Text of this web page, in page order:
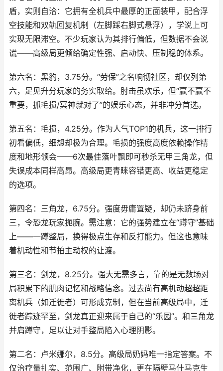
盾，实则自洽：它拥有全机兵中最厚的正面装甲，配合浮
空技能和双轨回复机制（左脚踩右脚式悬浮），学说上可
实现无限滞空。不少玩家认为其排行偏低，但数据不会说
谎——高级局更倾给确定性强、启动快、压制稳的体系。
第六名：黑豹，3.75分。“劳保”之名响彻社区，却仅列第
六，足见升分玩家的务实取给。肘击虽欢乐，但“赢不赢不
重要，抓毛损/冥神就对了”的娱乐心态，并非冲分首选。
第五名：毛损，4.25分。作为人气TOP1的机兵，这一排行
初看偏低，细想却极为合理。毛损的强度高度依赖操作精
度和地形领会——6次最佳落叶飘即可秒杀无甲三角龙，但
失误成本同样高昂。高级局更青睐容错更高、收益更稳定
的选项。
第四名：三角龙，6.75分。强度毋庸置疑，却仍未跻身前
三，令恐龙玩家扼腕。需注意：它的强势建立在“蹲守”基础
上——一蹲整局，换得极点生存和反打能力。但这也意味
着机动性和节拍主动权的让渡。
第三名：剑龙，8.25分。强大无需多言，靠的是无数场对
局积累下的肌肉记忆和战略信念。过去尚有高机动超超距
离机兵（如迁徙者）可形成克制，但在当前高级局中，迁
徙者踪迹罕至，剑龙真正迎来属于自己的“乐园”。和三角龙
并肩蹲守，足以让对手整局陷入心理阴影。
第二名：卢米娜尔，8.5分。高级局奶妈唯一指定答案。不
仅治疗量扎实、范围广、附带净化，更在隔壁马什马克生